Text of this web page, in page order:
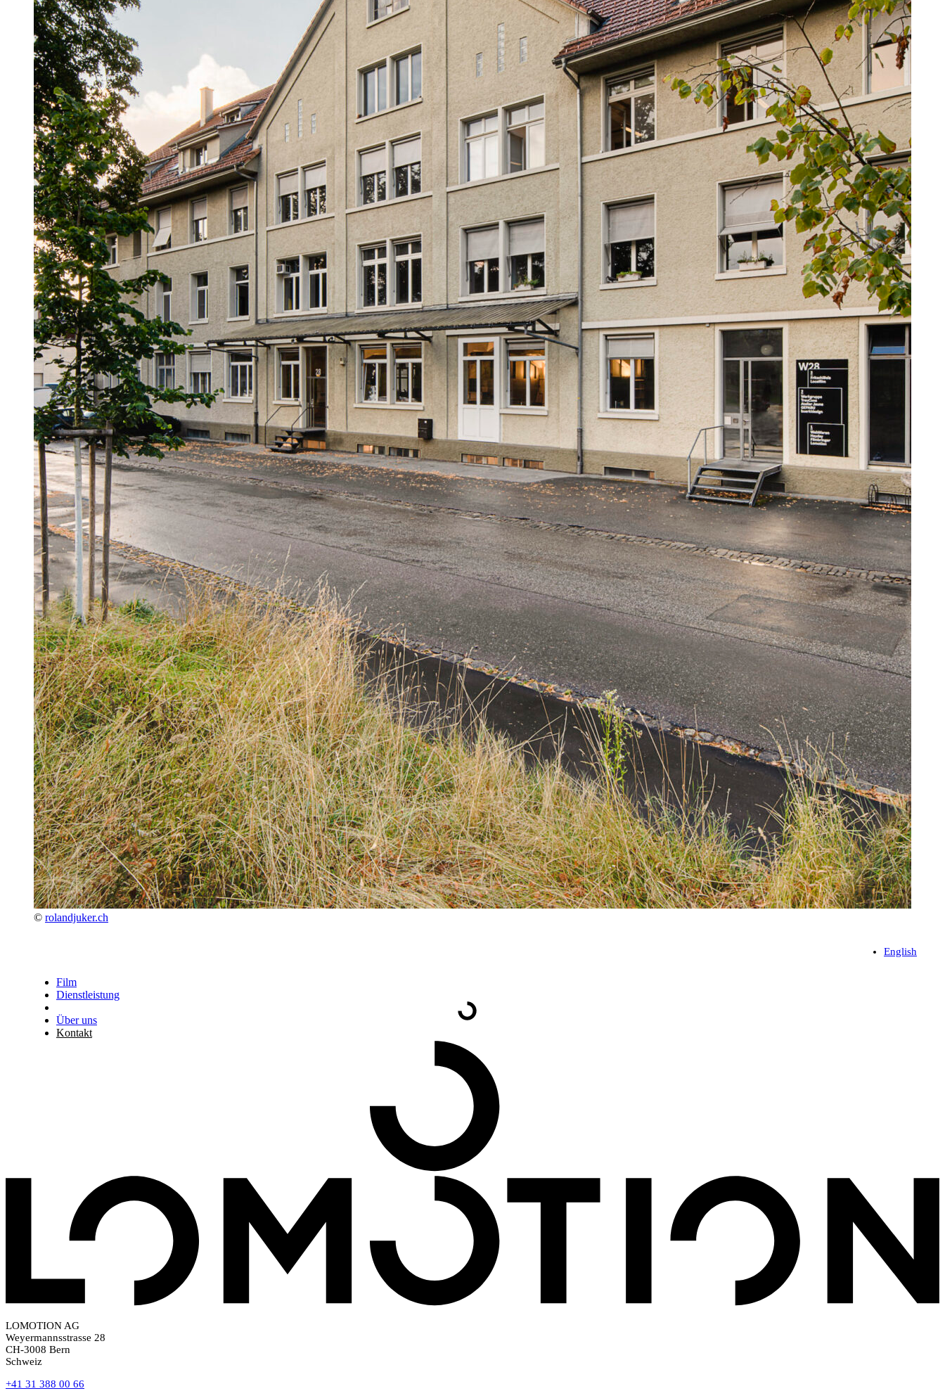
© rolandjuker.ch
English
Film
Dienstleistung
Über uns
Kontakt
LOMOTION AG
Weyermannsstrasse 28
CH-3008 Bern
Schweiz
+41 31 388 00 66